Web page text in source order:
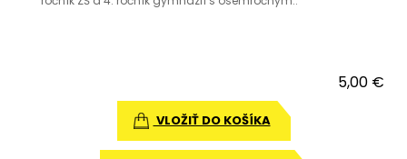
5,00 €
VLOŽIŤ DO KOŠÍKA